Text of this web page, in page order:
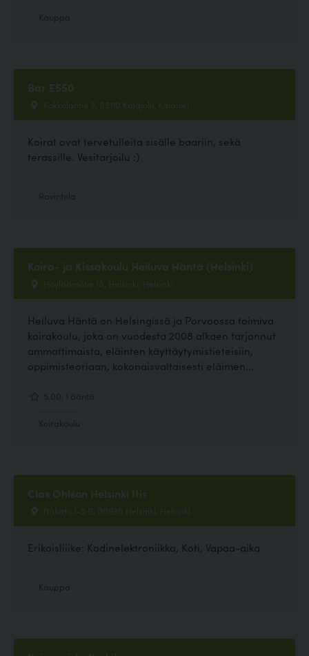
Bar E550
Kokkolantie 2, 85110 Kalajoki, Kalajoki
Koirat ovat tervetulleita sisälle baariin, sekä
terassille. Vesitarjoilu :)
Koira- ja Kissakoulu Heiluva Häntä (Helsinki)
Höyläämötie 18, Helsinki, Helsinki
Heiluva Häntä on Helsingissä ja Porvoossa toimiva
koirakoulu, joka on vuodesta 2008 alkaen tarjonnut
ammattimaista, eläinten käyttäytymistieteisiin,
oppimisteoriaan, kokonaisvaltaisesti eläimen...
Clas Ohlson Helsinki Itis
Itäkatu 1-5 B, 00930 Helsinki, Helsinki
Erikoisliiike: Kodinelektroniikka, Koti, Vapaa-aika